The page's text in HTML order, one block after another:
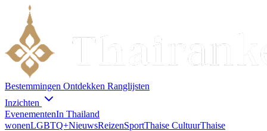
Bestemmingen Ontdekken Ranglijsten
Inzichten
EvenementenIn Thailand
wonenLGBTQ+NieuwsReizenSportThaise CultuurThaise